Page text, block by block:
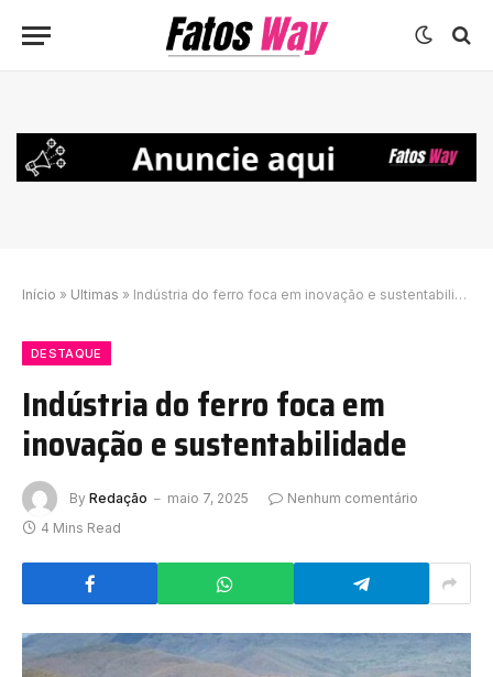
Início » Ultimas » Indústria do ferro foca em inovação e sustentabilidade
DESTAQUE
Indústria do ferro foca em
inovação e sustentabilidade
By Redação maio 7, 2025
Nenhum comentário
4 Mins Read